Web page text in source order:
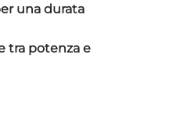
una durata
tra potenza e